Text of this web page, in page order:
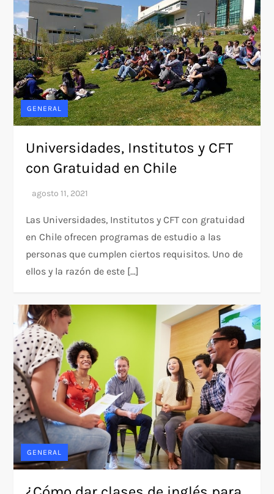
GENERAL
Universidades, Institutos y CFT
con Gratuidad en Chile
Las Universidades, Institutos y CFT con gratuidad
en Chile ofrecen programas de estudio a las
personas que cumplen ciertos requisitos. Uno de
ellos y la razón de este […]
GENERAL